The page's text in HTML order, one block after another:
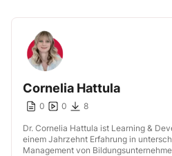
Cornelia Hattula
0 0 8
Dr. Cornelia Hattula ist Learning &
einem Jahrzehnt Erfahrung in
Management von